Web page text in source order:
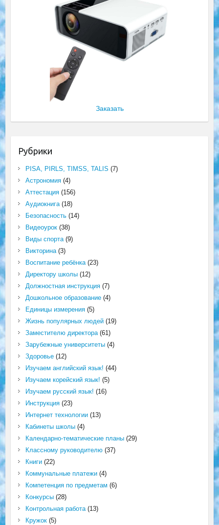
Заказать
Рубрики
PISA, PIRLS, TIMSS, TALIS (7)
Астрономия(4)
Аттестация(156)
Аудиокнига(18)
Безопасность(14)
Видеоурок(38)
Виды спорта(9)
Викторина(3)
Воспитание ребёнка(23)
Директору школы(12)
Должностная инструкция(7)
Дошкольное образование(4)
Единицы измерения(5)
Жизнь популярных людей(19)
Заместителю директора(61)
Зарубежные университеты(4)
Здоровье(12)
Изучаем английский язык! (44)
Изучаем корейский язык! (5)
Изучаем русский язык! (16)
Инструкция(23)
Интернет технологии(13)
Кабинеты школы(4)
Календарно-тематические планы(29)
Классному руководителю(37)
Книги(22)
Коммунальные платежи(4)
Компетенция по предметам (6)
Конкурсы(28)
Контрольная работа(13)
Кружок(5)